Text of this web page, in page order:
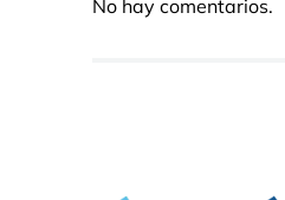
No hay comentarios.